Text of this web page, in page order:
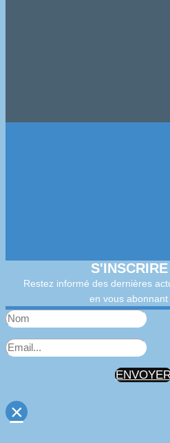
Restez informé des dernières
en vous
×